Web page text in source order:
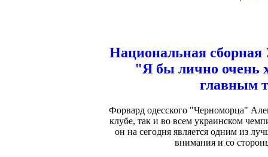
Национальная
"Я бы лично очень
главным
Форвард одесского "Черноморца"
клубе, так и во всем украинском
он на сегодня является одним из
внимания и со